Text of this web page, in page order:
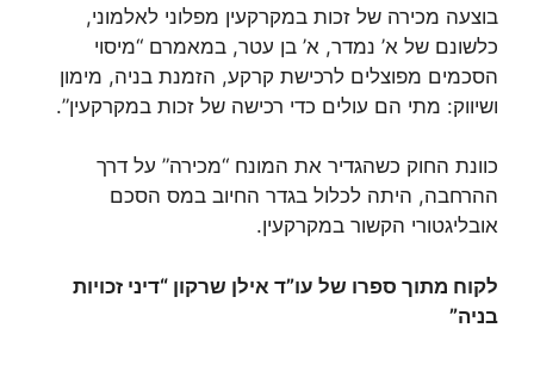
בוצעה מכירה של זכות במקרקעין מפלוני לאלמוני,
כלשונם של א’ נמדר, א’ בן עטר, במאמרם “מיסוי
הסכמים מפוצלים לרכישת קרקע, הזמנת בניה, מימון
ושיווק: מתי הם עולים כדי רכישה של זכות במקרקעין”.
כוונת החוק כשהגדיר את המונח “מכירה” על דרך
ההרחבה, היתה לכלול בגדר החיוב במס הסכם
אובליגטורי הקשור במקרקעין.
לקוח מתוך ספרו של עו”ד אילן שרקון “דיני זכויות
בניה”